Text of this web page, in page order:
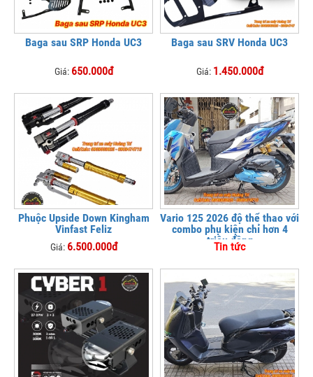
Baga sau SRP Honda UC3
Giá: 650.000đ
Baga sau SRV Honda UC3
Giá: 1.450.000đ
Phuộc Upside Down Kingham
Vinfast Feliz
Giá: 6.500.000đ
Vario 125 2026 độ thể thao với
combo phụ kiện chỉ hơn 4
triệu đồng
Tin tức